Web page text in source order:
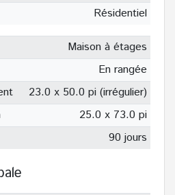
Résidentiel
Maison à étages
En rangée
23.0 x 50.0 pi (irrégulier)
25.0 x 73.0 pi
90 jours